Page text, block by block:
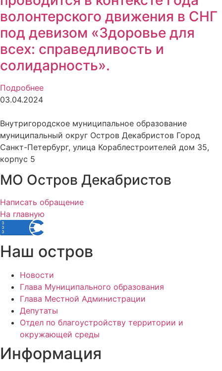
волонтерского движения в СНГ
под девизом «Здоровье для
всех: справедливость и
солидарность».
Подробнее
03.04.2024
Внутригородское муниципальное образование
муниципальный округ Остров Декабристов Город
Санкт-Петербург, улица Кораблестроителей дом 35,
корпус 5
МО Остров Декабристов
Написать обращение
На главную
Наш остров
Новости
Глава Муниципального образования
Глава Местной Администрации
Депутаты
Отдел по благоустройству территории и
окружающей среды
Информация